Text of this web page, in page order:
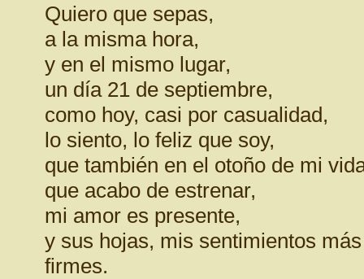
Quiero que sepas,
a la misma hora,
y en el mismo lugar,
un día 21 de septiembre,
como hoy, casi por casualidad,
lo siento, lo feliz que soy,
que también en el otoño de mi
que acabo de estrenar,
mi amor es presente,
y sus hojas, mis sentimientos más
firmes.